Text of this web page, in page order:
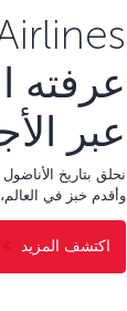
عرفته
عبر
وأقدم خبز في
اكتشف المزيد